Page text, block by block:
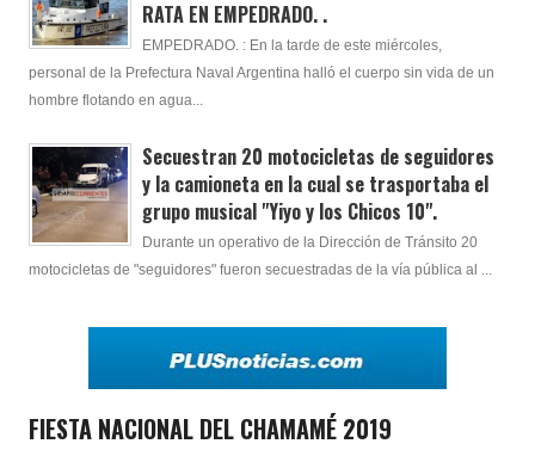
RATA EN EMPEDRADO. .
EMPEDRADO. : En la tarde de este miércoles,
personal de la Prefectura Naval Argentina halló el cuerpo sin vida de un
hombre flotando en agua...
Secuestran 20 motocicletas de seguidores
y la camioneta en la cual se trasportaba el
grupo musical "Yiyo y los Chicos 10".
Durante un operativo de la Dirección de Tránsito 20
motocicletas de "seguidores" fueron secuestradas de la vía pública al ...
FIESTA NACIONAL DEL CHAMAMÉ 2019